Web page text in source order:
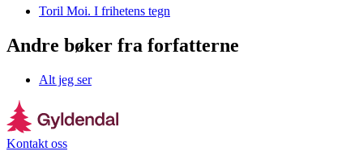
Toril Moi. I frihetens tegn
Andre bøker fra forfatterne
Alt jeg ser
Kontakt oss